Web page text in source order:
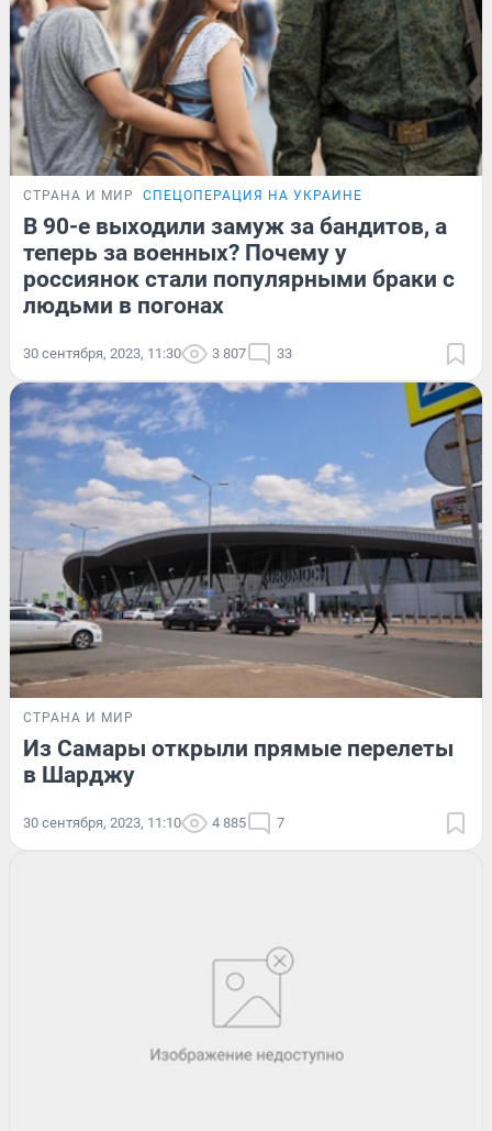
СТРАНА И МИР СПЕЦОПЕРАЦИЯ НА УКРАИНЕ
В 90-е выходили замуж за бандитов, а
теперь за военных? Почему у
россиянок стали популярными браки с
людьми в погонах
30 сентября, 2023, 11:30 3 807 33
СТРАНА И МИР
Из Самары открыли прямые перелеты
в Шарджу
30 сентября, 2023, 11:10 4 885 7